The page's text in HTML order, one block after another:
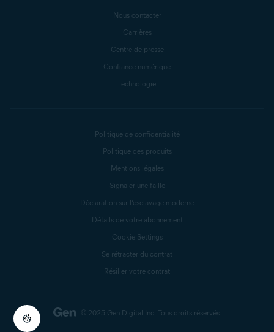
Nous contacter
Carrières
Centre de presse
Confiance numérique
Technologie
© 2025 Gen Digital Inc. Tous droits réservés.
Politique de confidentialité
Politique des produits
Mentions légales
Signaler une faille
Déclaration sur l’esclavage moderne
Détails de votre abonnement
Cookie Settings
Se rétracter du contrat
Résilier votre contrat